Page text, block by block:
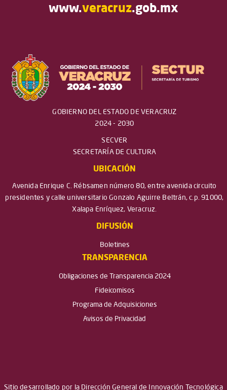
www.veracruz.gob.mx
GOBIERNO DEL ESTADO DE VERACRUZ
2024 - 2030
SECVER
SECRETARÍA DE CULTURA
UBICACIÓN
Avenida Enrique C. Rébsamen número 80, entre avenida circuito
presidentes y calle universitario Gonzalo Aguirre Beltrán, c.p. 91000,
Xalapa Enríquez, Veracruz.
DIFUSIÓN
Boletines
TRANSPARENCIA
Obligaciones de Transparencia 2024
Fideicomisos
Programa de Adquisiciones
Avisos de Privacidad
Sitio desarrollado por la Dirección General de Innovación Tecnológica